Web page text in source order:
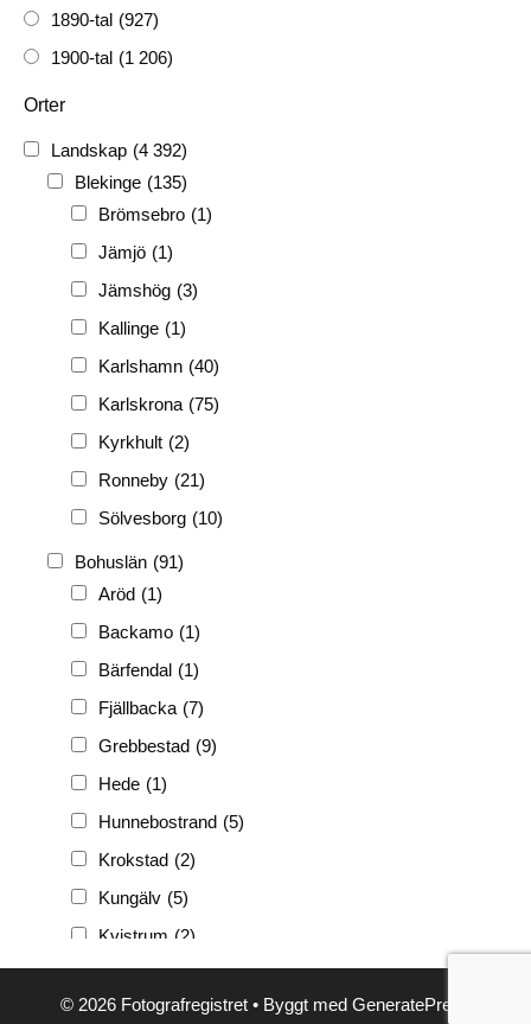
1890-tal (927)
1900-tal (1 206)
FH
(338)
FRG
(3 189)
PF (3 882)
PIONJÄR (129)
Orter
Landskap (4 392)
Blekinge (135)
Brömsebro (1)
Jämjö (1)
Jämshög (3)
Kallinge (1)
Karlshamn (40)
Karlskrona (75)
Kyrkhult (2)
Ronneby (21)
Sölvesborg (10)
Bohuslän (91)
Aröd (1)
Backamo (1)
Bärfendal (1)
Fjällbacka (7)
Grebbestad (9)
Hede (1)
Hunnebostrand (5)
Krokstad (2)
Kungälv (5)
Kvistrum (2)
Ljungskile (3)
Lyckorna (3)
© 2026 Fotografregistret • Byggt med GeneratePress